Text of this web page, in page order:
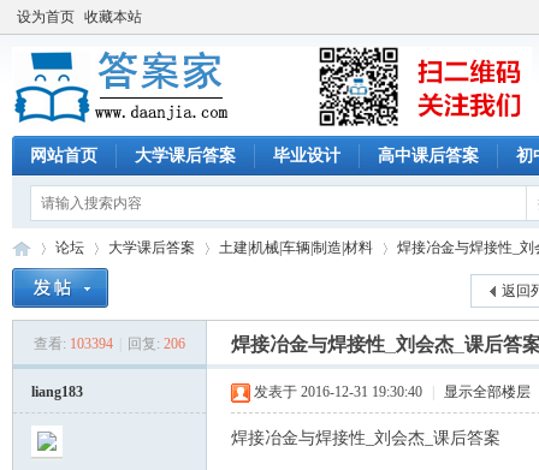
设为首页 收藏本站
网站首页 大学课后答案 毕业设计 高中课后答案 初
»
论坛
›
大学课后答案 土建|机械|车辆|制造|材料
›
焊接冶金与焊接性_刘
返回
查看: 103394 回复: 206 焊接冶金与焊接性_刘会杰_课后答
liang183 发表于 2016-12-31 19:30:40 显示全部楼层
焊接冶金与焊接性_刘会杰_课后答案